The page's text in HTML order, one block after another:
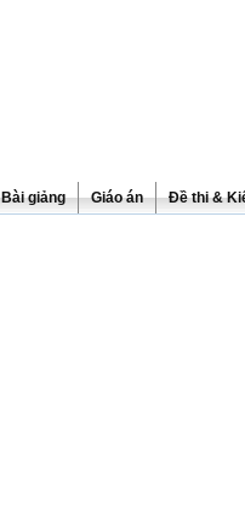
Bài giảng Giáo án Đề thi &